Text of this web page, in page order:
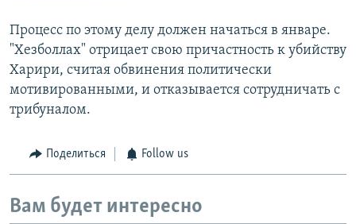
Процесс по этому делу должен начаться в январе.
"Хезболлах" отрицает свою причастность к убийству
Харири, считая обвинения политически
мотивированными, и отказывается сотрудничать с
трибуналом.
Поделиться Follow us
Вам будет интересно